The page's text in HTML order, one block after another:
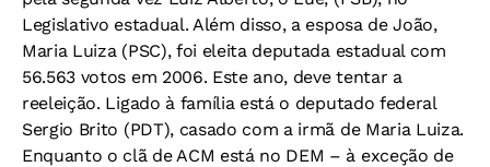
Legislativo estadual. Além disso, a esposa de João,
Maria Luiza (PSC), foi eleita deputada estadual com
56.563 votos em 2006. Este ano, deve tentar a
reeleição. Ligado à família está o deputado federal
Sergio Brito (PDT), casado com a irmã de Maria Luiza.
Enquanto o clã de ACM está no DEM – à exceção de